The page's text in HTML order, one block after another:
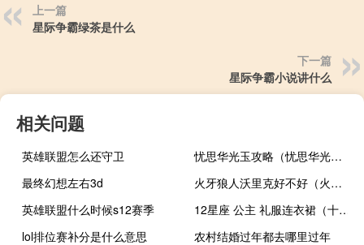
上一篇
星际争霸绿茶是什么
下一篇
星际争霸小说讲什么
相关问题
英雄联盟怎么还守卫
忧思华光玉攻略（忧思华光玉攻略）
最终幻想左右3d
火牙狼人沃里克好不好（火牙狼人 沃里克）
英雄联盟什么时候s12赛季
12星座 公主 礼服连衣裙（十二星座的倒霉日）
lol排位赛补分是什么意思
农村结婚过年都去哪里过年